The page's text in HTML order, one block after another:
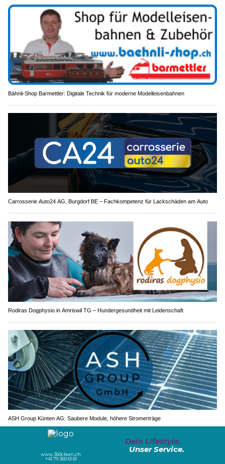
Bähnli-Shop Barmettler: Digitale Technik für moderne Modelleisenbahnen
Carrosserie Auto24 AG, Burgdorf BE – Fachkompetenz für Lackschäden am Auto
Rodiras Dogphysio in Amriswil TG – Hundergesundheit mit Leidenschaft
ASH Group Künten AG: Saubere Module, höhere Stromerträge
Unteriberg SZ: Auto stürzt 40 Meter Abhang
hinunter – zwei Seniorinnen verletzt